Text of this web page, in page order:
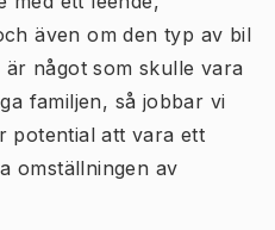
även om den typ av bil
något som skulle vara
familjen, så jobbar vi
potential att vara ett
omställningen av